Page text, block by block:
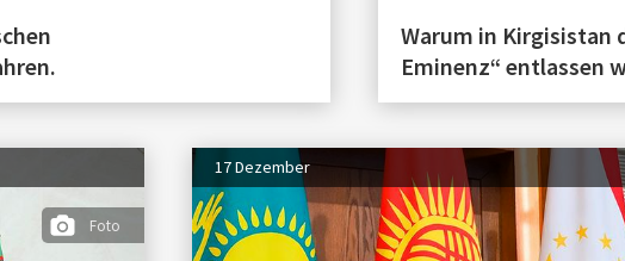
Warum in Kirgisistan
Eminenz“ entlassen
Foto
17 Dezember